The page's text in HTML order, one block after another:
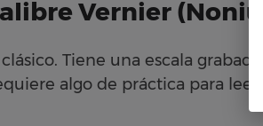
Vernier
clásico. Tiene una escala
algo de práctica para